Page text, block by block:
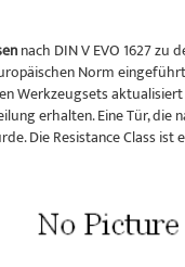
nach DIN V EVO 1627 zu
Norm
Werkzeugsets
erhalten. Eine Tür, die
Die Resistance Class